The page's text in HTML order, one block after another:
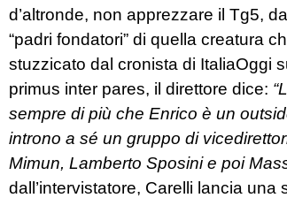
d’altronde, non apprezzare il Tg5,
“padri fondatori” di quella creatura
stuzzicato dal cronista di ItaliaOggi
primus inter pares, il direttore dice:
sempre di più che Enrico è un
introno a sé un gruppo di
Mimun, Lamberto Sposini e poi
dall’intervistatore, Carelli lancia